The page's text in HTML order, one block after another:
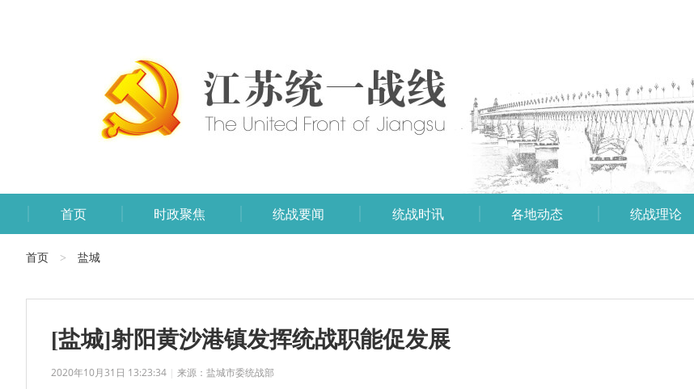
首页 时政聚焦 统战要闻 统战时讯 各地动态 统战理论
首页 > 盐城
[盐城]射阳黄沙港镇发挥统战职能促发展
2020年10月31日 13:23:34 | 来源：盐城市委统战部